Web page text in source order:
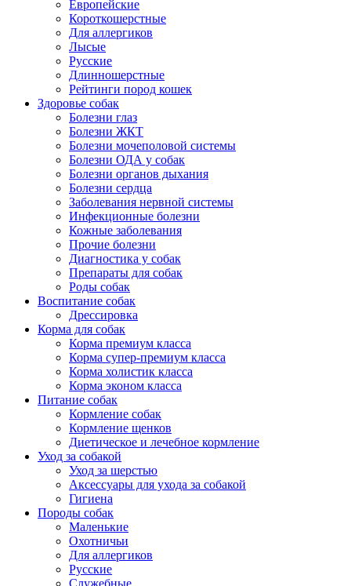
Европейские
Короткошерстные
Для аллергиков
Лысые
Русские
Длинношерстные
Рейтинги пород кошек
Здоровье собак
Болезни глаз
Болезни ЖКТ
Болезни мочеполовой системы
Болезни ОДА у собак
Болезни органов дыхания
Болезни сердца
Заболевания нервной системы
Инфекционные болезни
Кожные заболевания
Прочие болезни
Диагностика у собак
Препараты для собак
Роды собак
Воспитание собак
Дрессировка
Корма для собак
Корма премиум класса
Корма супер-премиум класса
Корма холистик класса
Корма эконом класса
Питание собак
Кормление собак
Кормление щенков
Диетическое и лечебное кормление
Уход за собакой
Уход за шерстью
Аксессуары для ухода за собакой
Гигиена
Породы собак
Маленькие
Охотничьи
Для аллергиков
Русские
Служебные